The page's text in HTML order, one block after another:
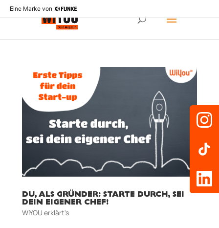
Eine Marke von
DU, ALS GRÜNDER: STARTE DURCH, SEI
DEIN EIGENER CHEF!
WIYOU erklärt's